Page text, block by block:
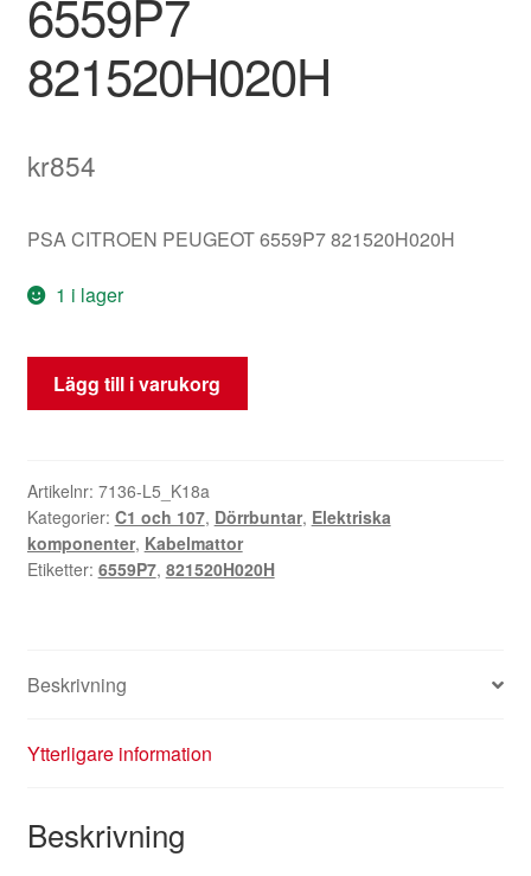
6559P7
821520H020H
kr854
PSA CITROEN PEUGEOT 6559P7 821520H020H
1 i lager
Kabelbunt
Citroën
Peugeot
6559P7
821520H020H
Lägg till i varukorg
Artikelnr: 7136-L5_K18a
Kategorier: C1 och 107, Dörrbuntar, Elektriska
komponenter, Kabelmattor
Etiketter: 6559P7, 821520H020H
Beskrivning
Ytterligare information
Beskrivning